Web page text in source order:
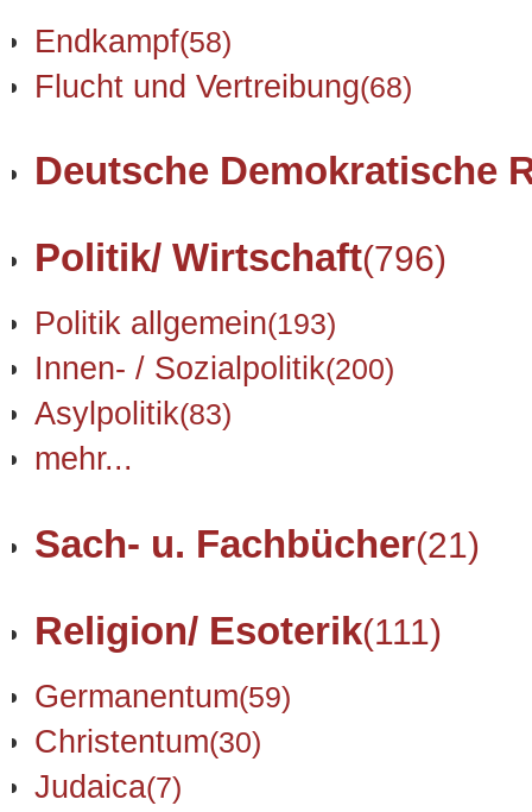
Endkampf(58)
Flucht und Vertreibung(68)
Deutsche Demokratische
Politik/ Wirtschaft(796)
Politik allgemein(193)
Innen- / Sozialpolitik(200)
Asylpolitik(83)
mehr...
Sach- u. Fachbücher(21)
Religion/ Esoterik(111)
Germanentum(59)
Christentum(30)
Judaica(7)